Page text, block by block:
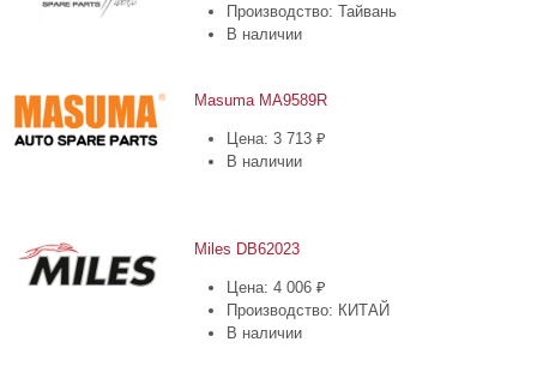
Производство: Тайвань
В наличии
Masuma MA9589R
Цена: 3 713 ₽
В наличии
Miles DB62023
Цена: 4 006 ₽
Производство: КИТАЙ
В наличии